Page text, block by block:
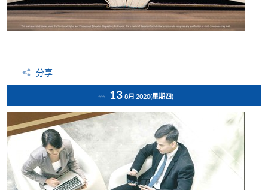
分享
13 8月 2020(星期四)